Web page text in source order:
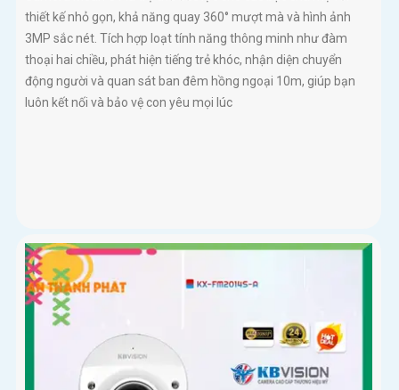
thiết kế nhỏ gọn, khả năng quay 360° mượt mà và hình ảnh
3MP sắc nét. Tích hợp loạt tính năng thông minh như đàm
thoại hai chiều, phát hiện tiếng trẻ khóc, nhận diện chuyển
động người và quan sát ban đêm hồng ngoại 10m, giúp bạn
luôn kết nối và bảo vệ con yêu mọi lúc